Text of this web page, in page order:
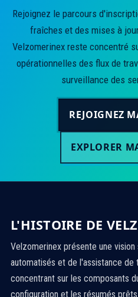
Rejoignez le parcours
fraîches et des mises à
Velzomerinex reste concentré
opérationnelles des flux de
surveillance des
REJOIGNEZ
EXPLORER
L'HISTOIRE DE
Velzomerinex présente une
automatisés et de l'assistance de
concentrant sur les composants
configuration et les résumés